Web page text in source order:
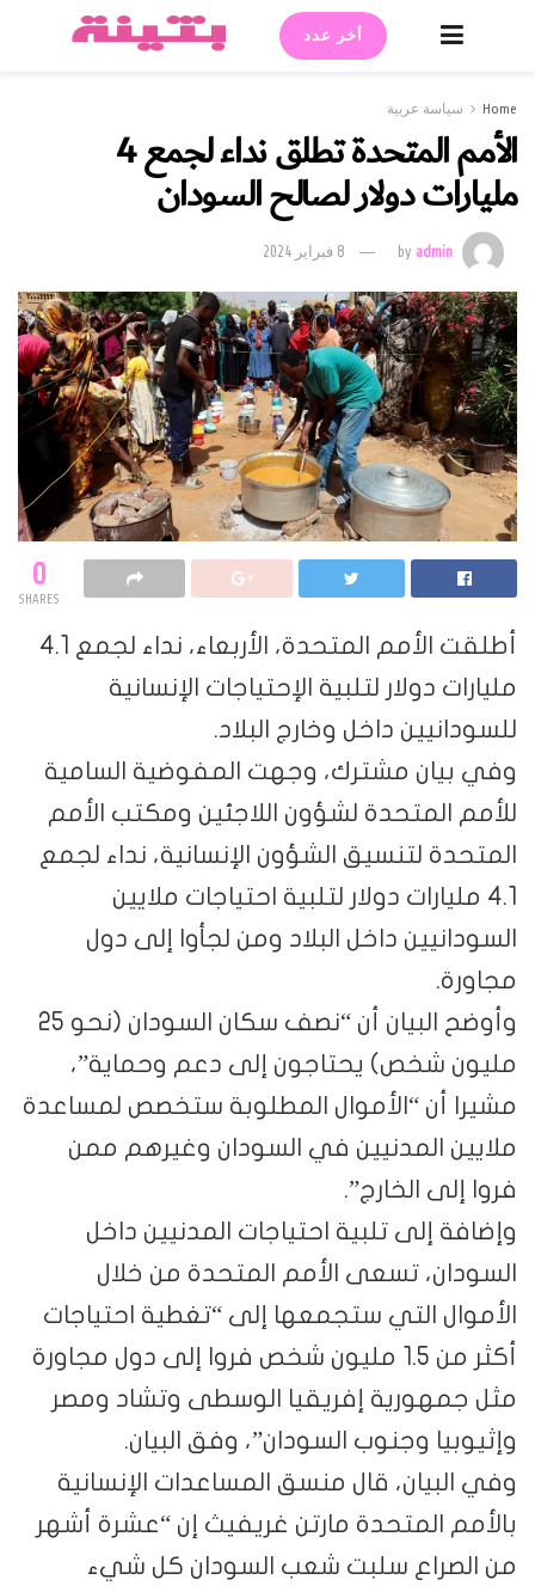
أخر عدد
Home سياسة عربية
الأمم المتحدة تطلق نداء لجمع 4
مليارات دولار لصالح السودان
byadmin 8 فبراير 2024
0
SHARES
أطلقت الأمم المتحدة، الأربعاء، نداء لجمع 4.1
مليارات دولار لتلبية الإحتياجات الإنسانية
للسودانيين داخل وخارج البلاد.
وفي بيان مشترك، وجهت المفوضية السامية
للأمم المتحدة لشؤون اللاجئين ومكتب الأمم
المتحدة لتنسيق الشؤون الإنسانية، نداء لجمع
4.1 مليارات دولار لتلبية احتياجات ملايين
السودانيين داخل البلاد ومن لجأوا إلى دول
مجاورة.
وأوضح البيان أن “نصف سكان السودان (نحو 25
مليون شخص) يحتاجون إلى دعم وحماية”،
مشيرا أن “الأموال المطلوبة ستخصص لمساعدة
ملايين المدنيين في السودان وغيرهم ممن
فروا إلى الخارج”.
وإضافة إلى تلبية احتياجات المدنيين داخل
السودان، تسعى الأمم المتحدة من خلال
الأموال التي ستجمعها إلى “تغطية احتياجات
أكثر من 1.5 مليون شخص فروا إلى دول مجاورة
مثل جمهورية إفريقيا الوسطى وتشاد ومصر
وإثيوبيا وجنوب السودان”، وفق البيان.
وفي البيان، قال منسق المساعدات الإنسانية
بالأمم المتحدة مارتن غريفيث إن “عشرة أشهر
من الصراع سلبت شعب السودان كل شيء